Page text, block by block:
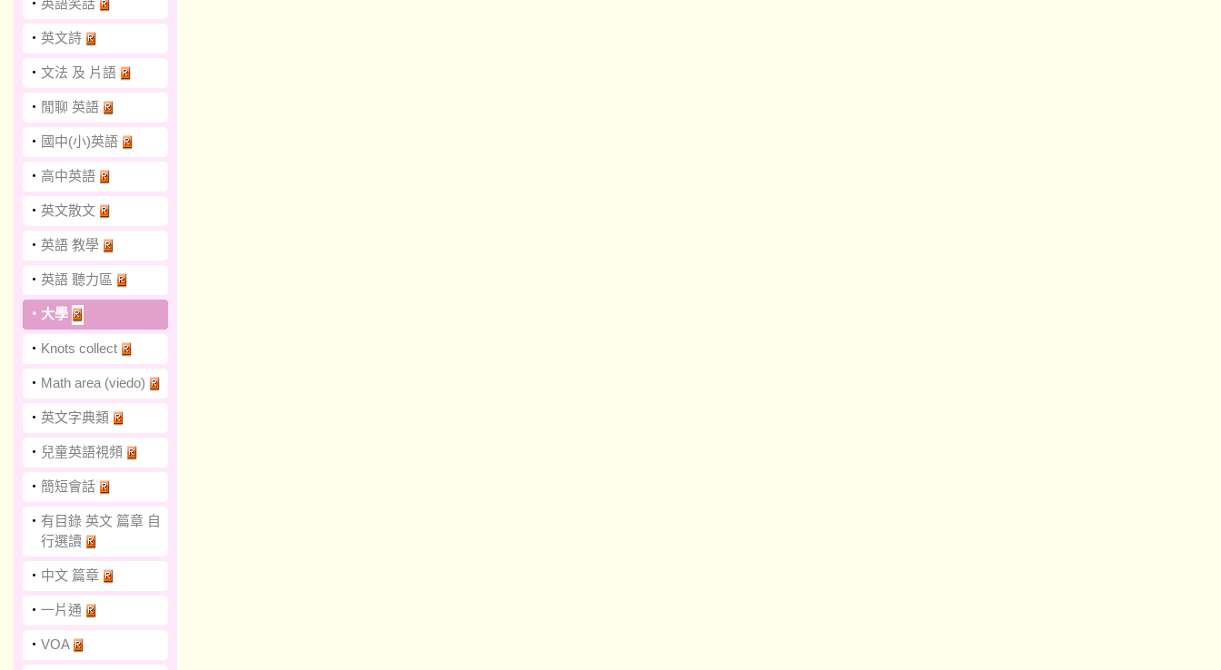
‧ 英語笑話
‧ 英文詩
‧ 文法 及 片語
‧ 閒聊 英語
‧ 國中(小)英語
‧ 高中英語
‧ 英文散文
‧ 英語 教學
‧ 英語 聽力區
‧ 大學
‧ Knots collect
‧ Math area (viedo)
‧ 英文字典類
‧ 兒童英語視頻
‧ 簡短會話
‧ 有目錄 英文 篇章 自
行選讀
‧ 中文 篇章
‧ 一片通
‧ VOA